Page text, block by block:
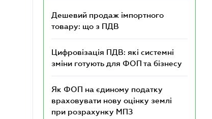
Дешевий продаж імпортного
товару: що з ПДВ
Цифровізація ПДВ: які системні
зміни готують для ФОП та бізнесу
Як ФОП на єдиному податку
враховувати нову оцінку землі
при розрахунку МПЗ